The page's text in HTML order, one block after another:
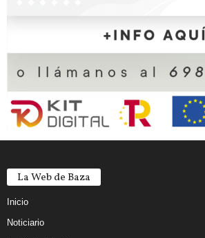
La Web de Baza
Inicio
Noticiario